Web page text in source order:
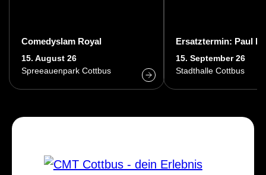
Comedyslam Royal
15. August 26
Spreeauenpark Cottbus
Ersatztermin: Paul
15. September 26
Stadthalle Cottbus